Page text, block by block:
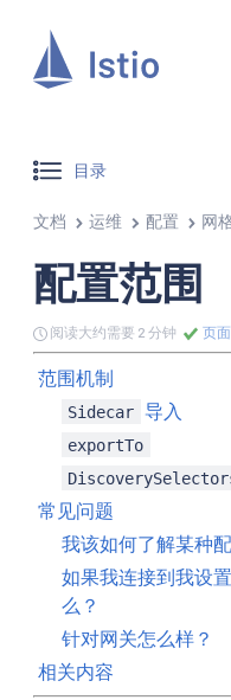
目录
文档 运维 配置 网
配置范围
阅读大约需要 2 分钟 页
范围机制
Sidecar 导入
exportTo
常见问题
我该如何了解某种
如果我连接到我设
么？
针对网关怎么样？
相关内容